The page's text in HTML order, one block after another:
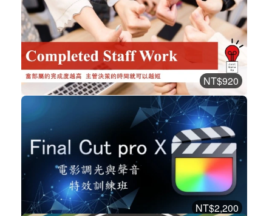
教你學會簡報製作新技巧
職場賦能 立即加入
購買後有效期限：課程下架時
2960
NT$920
職場賦能 加入購物車
購買後有效期限：2026-12-23
2927
NT$2,200